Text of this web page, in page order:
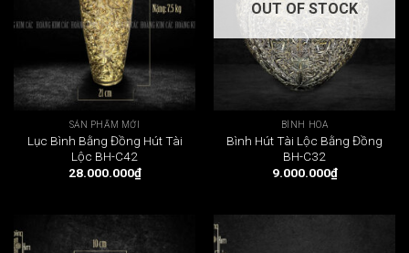
SẢN PHẨM MỚI
Lục Bình Bằng Đồng Hút Tài
Lộc BH-C42
28.000.000₫
OUT OF STOCK
BÌNH HOA
Bình Hút Tài Lộc Bằng Đồng
BH-C32
9.000.000₫